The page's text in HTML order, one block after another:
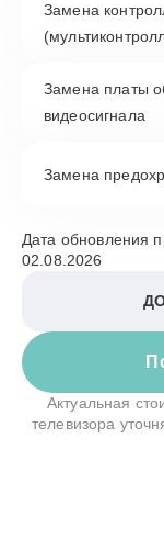
Замена
Замена платы
видеосигнала
Замена
Дата обновления
02.08.2026
Актуальная
телевизора